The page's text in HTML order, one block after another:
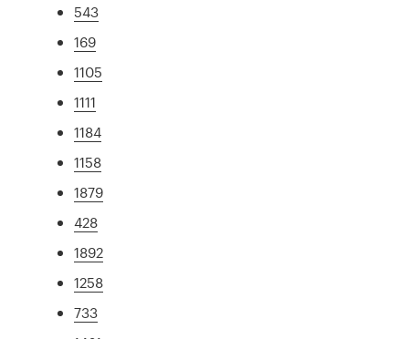
543
169
1105
1111
1184
1158
1879
428
1892
1258
733